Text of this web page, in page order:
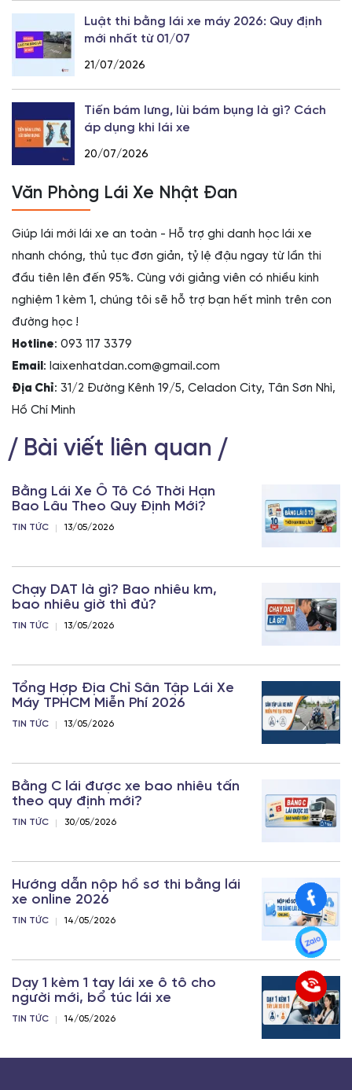
Luật thi bằng lái xe máy 2026: Quy định
mới nhất từ 01/07
21/07/2026
Tiến bám lưng, lùi bám bụng là gì? Cách
áp dụng khi lái xe
20/07/2026
Văn Phòng Lái Xe Nhật Đan
Giúp lái mới lái xe an toàn - Hỗ trợ ghi danh học lái xe
nhanh chóng, thủ tục đơn giản, tỷ lệ đậu ngay từ lần thi
đầu tiên lên đến 95%. Cùng với giảng viên có nhiều kinh
nghiệm 1 kèm 1, chúng tôi sẽ hỗ trợ bạn hết mình trên con
đường học !
Hotline: 093 117 3379
Email : laixenhatdan.com@gmail.com
Địa Chỉ: 31/2 Đường Kênh 19/5, Celadon City, Tân Sơn Nhì,
Hồ Chí Minh
Bài viết liên quan
Bằng Lái Xe Ô Tô Có Thời Hạn
Bao Lâu Theo Quy Định Mới?
TIN TỨC 13/05/2026
Chạy DAT là gì? Bao nhiêu km,
bao nhiêu giờ thì đủ?
TIN TỨC 13/05/2026
Tổng Hợp Địa Chỉ Sân Tập Lái Xe
Máy TPHCM Miễn Phí 2026
TIN TỨC 13/05/2026
Bằng C lái được xe bao nhiêu tấn
theo quy định mới?
TIN TỨC 30/05/2026
Hướng dẫn nộp hồ sơ thi bằng lái
xe online 2026
TIN TỨC 14/05/2026
Dạy 1 kèm 1 tay lái xe ô tô cho
người mới, bổ túc lái xe
TIN TỨC 14/05/2026